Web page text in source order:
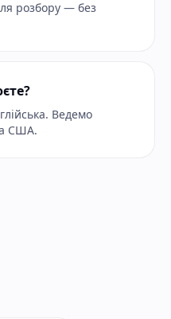
розбору — без
Ведемо
США.